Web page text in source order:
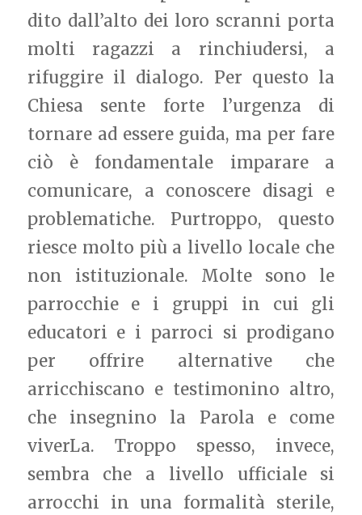
dito dall’alto dei loro scranni porta
molti ragazzi a rinchiudersi, a
rifuggire il dialogo. Per questo la
Chiesa sente forte l’urgenza di
tornare ad essere guida, ma per fare
ciò è fondamentale imparare a
comunicare, a conoscere disagi e
problematiche. Purtroppo, questo
riesce molto più a livello locale che
non istituzionale. Molte sono le
parrocchie e i gruppi in cui gli
educatori e i parroci si prodigano
per offrire alternative che
arricchiscano e testimonino altro,
che insegnino la Parola e come
viverLa. Troppo spesso, invece,
sembra che a livello ufficiale si
arrocchi in una formalità sterile,